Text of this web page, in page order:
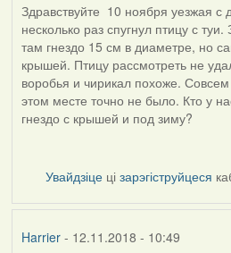
Здравствуйте 10 ноября уезжая с
несколько раз спугнул птицу с туи.
там гнездо 15 см в диаметре, но
крышей. Птицу рассмотреть не
воробья и чирикал похоже.
этом месте точно не было. Кто у
гнездо с крышей и под зиму?
Увайдзіце цізарэгіструйцеся
Harrier- 12.11.2018 - 10:49